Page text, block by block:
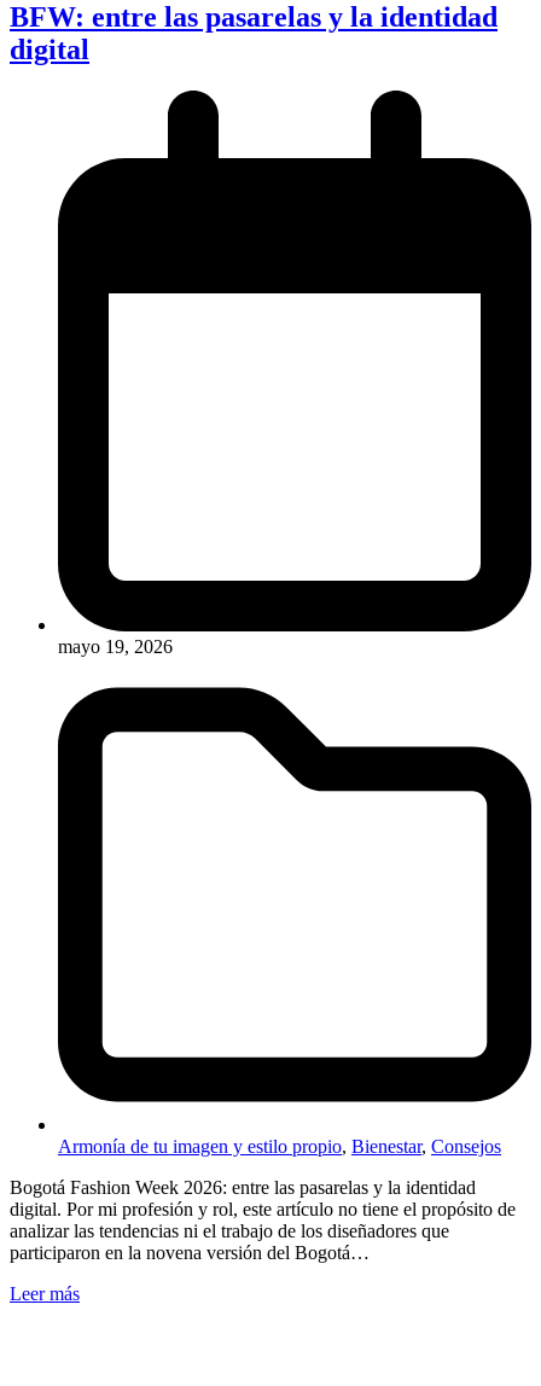
BFW: entre las pasarelas y la identidad
digital
mayo 19, 2026
Armonía de tu imagen y estilo propio, Bienestar, Consejos
Bogotá Fashion Week 2026: entre las pasarelas y la identidad
digital. Por mi profesión y rol, este artículo no tiene el propósito de
analizar las tendencias ni el trabajo de los diseñadores que
participaron en la novena versión del Bogotá…
Leer más